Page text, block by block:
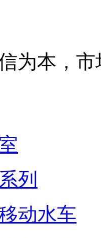
为本，
列
动水车